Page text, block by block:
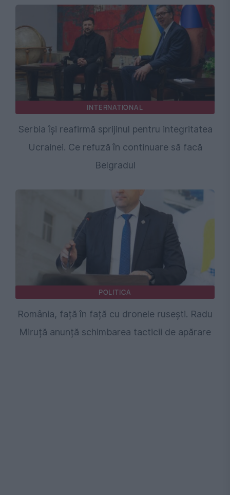
INTERNATIONAL
Serbia își reafirmă sprijinul pentru integritatea
Ucrainei. Ce refuză în continuare să facă
Belgradul
POLITICA
România, față în față cu dronele rusești. Radu
Miruță anunță schimbarea tacticii de apărare